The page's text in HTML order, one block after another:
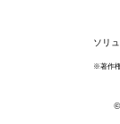
ソリ
※著作
©